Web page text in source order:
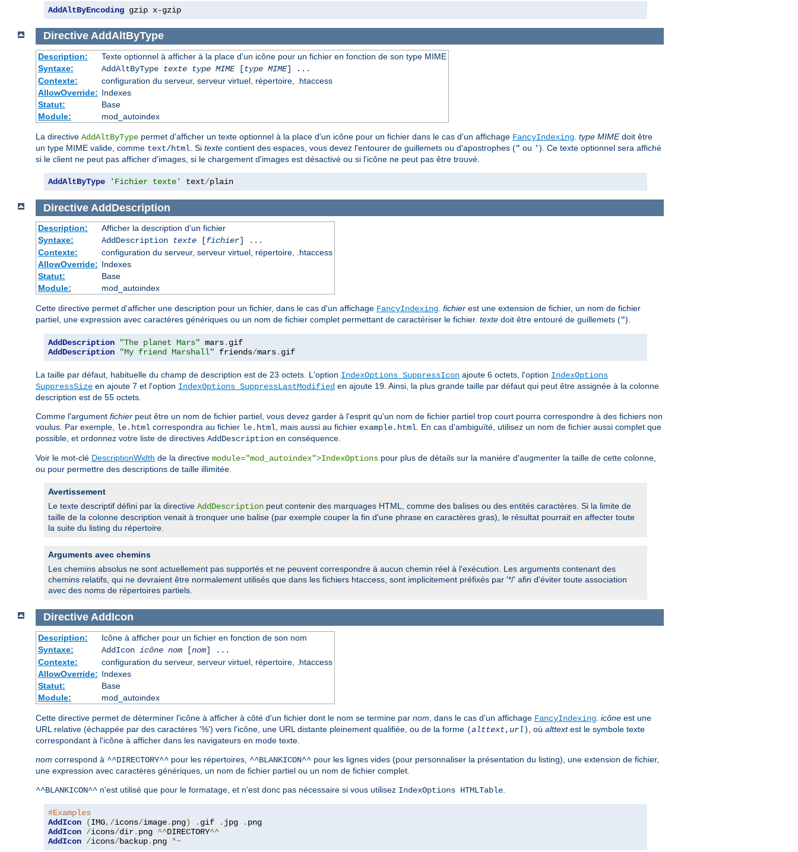
AddAltByEncoding gzip x-gzip
Directive AddAltByType
Description:
Texte optionnel à afficher à la place d'un icône pour un fichier en fonction de son type MIME
Syntaxe:
AddAltByType texte type MIME[type MIME] ...
Contexte:
configuration du serveur, serveur virtuel, répertoire, .htaccess
AllowOverride: Indexes
Statut:
Base
Module:
mod_autoindex
La directive AddAltByType permet d'afficher un texte optionnel à la place d'un icône pour un fichier dans le cas d'un affichage FancyIndexing type MIMEdoit être
un type MIME valide, comme text/html . Si texte contient des espaces, vous devez l'entourer de guillemets ou d'apostrophes (" ou '). Ce texte optionnel sera affiché
si le client ne peut pas afficher d'images, si le chargement d'images est désactivé ou si l'icône ne peut pas être trouvé.
AddAltByType 'Fichier texte' text/plain
Directive AddDescription
Description:
Afficher la description d'un fichier
Syntaxe:
AddDescription texte[fichier] ...
Contexte:
configuration du serveur, serveur virtuel, répertoire, .htaccess
AllowOverride: Indexes
Statut:
Base
Module:
mod_autoindex
Cette directive permet d'afficher une description pour un fichier, dans le cas d'un affichage FancyIndexing. fichier est une extension de fichier, un nom de fichier
partiel, une expression avec caractères génériques ou un nom de fichier complet permettant de caractériser le fichier. texte doit être entouré de guillemets (").
AddDescription "The planet Mars" mars.
AddDescription
"My friend Marshall" friends/mars. gif
La taille par défaut, habituelle du champ de description est de 23 octets. L'option IndexOptions SuppressIcon ajoute 6 octets, l'option IndexOptions
SuppressSize en ajoute 7 et l'option IndexOptions SuppressLastModified en ajoute 19. Ainsi, la plus grande taille par défaut qui peut être assignée à la colonne
description est de 55 octets.
Comme l'argument fichier peut être un nom de fichier partiel, vous devez garder à l'esprit qu'un nom de fichier partiel trop court pourra correspondre à des fichiers non
voulus. Par exemple, le.html correspondra au fichier le.html, mais aussi au fichier example.html. En cas d'ambiguïté, utilisez un nom de fichier aussi complet que
possible, et ordonnez votre liste de directives AddDescription en conséquence.
Voir le mot-clé DescriptionWidth de la directive module="mod_autoindex">IndexOptions pour plus de détails sur la manière d'augmenter la taille de cette colonne,
ou pour permettre des descriptions de taille illimitée.
Avertissement
Le texte descriptif défini par la directive AddDescription peut contenir des marquages HTML, comme des balises ou des entités caractères. Si la limite de
taille de la colonne description venait à tronquer une balise (par exemple couper la fin d'une phrase en caractères gras), le résultat pourrait en affecter toute
la suite du listing du répertoire.
Arguments avec chemins
Les chemins absolus ne sont actuellement pas supportés et ne peuvent correspondre à aucun chemin réel à l'exécution. Les arguments contenant des
chemins relatifs, qui ne devraient être normalement utilisés que dans les fichiers htaccess, sont implicitement préfixés par '*/' afin d'éviter toute association
avec des noms de répertoires partiels.
Directive AddIcon
Description:
Icône à afficher pour un fichier en fonction de son nom
Syntaxe:
AddIcon icône nom[nom] ...
Contexte:
configuration du serveur, serveur virtuel, répertoire, .htaccess
AllowOverride: Indexes
Statut:
Base
Module:
mod_autoindex
Cette directive permet de déterminer l'icône à afficher à côté d'un fichier dont le nom se termine par nom , dans le cas d'un affichage FancyIndexing icône est une
URL relative (échappée par des caractères '%') vers l'icône, une URL distante pleinement qualifiée, ou de la forme (alttext, url) , où alttextest le symbole texte
correspondant à l'icône à afficher dans les navigateurs en mode texte.
nom correspond à ^^DIRECTORY^^ pour les répertoires, ^^BLANKICON^^ pour les lignes vides (pour personnaliser la présentation du listing), une extension de fichier,
une expression avec caractères génériques, un nom de fichier partiel ou un nom de fichier complet.
^^BLANKICON^^ n'est utilisé que pour le formatage, et n'est donc pas nécessaire si vous utilisez IndexOptions HTMLTable
#Examples
AddIcon
(IMG,/icons/image. png) . gif . jpg .
AddIcon /icons/dir. png ^^DIRECTORY^^
AddIcon /icons/backup. png *~